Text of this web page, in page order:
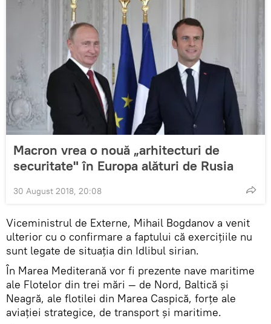
Macron vrea o nouă „arhitecturi de
securitate" în Europa alături de Rusia
30 August 2018, 20:08
Viceministrul de Externe, Mihail Bogdanov a venit
ulterior cu o confirmare a faptului că exercițiile nu
sunt legate de situația din Idlibul sirian.
În Marea Mediterană vor fi prezente nave maritime
ale Flotelor din trei mări — de Nord, Baltică și
Neagră, ale flotilei din Marea Caspică, forțe ale
aviației strategice, de transport și maritime.